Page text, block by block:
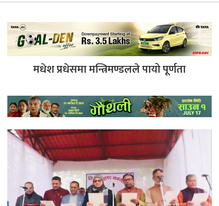
मधेश प्रधेसमा मन्त्रिमण्डलले पायो पूर्णता